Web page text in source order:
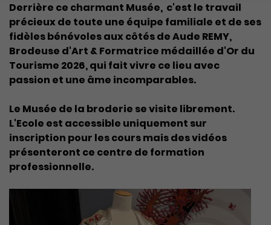
Derrière ce charmant Musée, c'est le travail
précieux de toute une équipe familiale et de ses
fidèles bénévoles aux côtés de Aude REMY,
Brodeuse d'Art & Formatrice médaillée d'Or du
Tourisme 2026, qui fait vivre ce lieu avec
passion et une âme incomparables.
Le Musée de la broderie se visite librement.
L'Ecole est accessible uniquement sur
inscription pour les cours mais des vidéos
présenteront ce centre de formation
professionnelle.